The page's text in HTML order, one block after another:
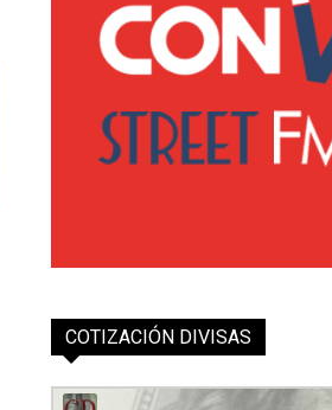
COTIZACIÓN DIVISAS